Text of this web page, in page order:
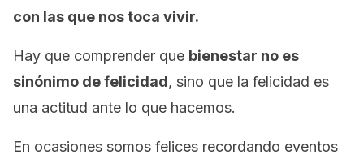
con las que nos toca vivir.
Hay que comprender que bienestar no es
sinónimo de felicidad, sino que la felicidad es
una actitud ante lo que hacemos.
En ocasiones somos felices recordando eventos